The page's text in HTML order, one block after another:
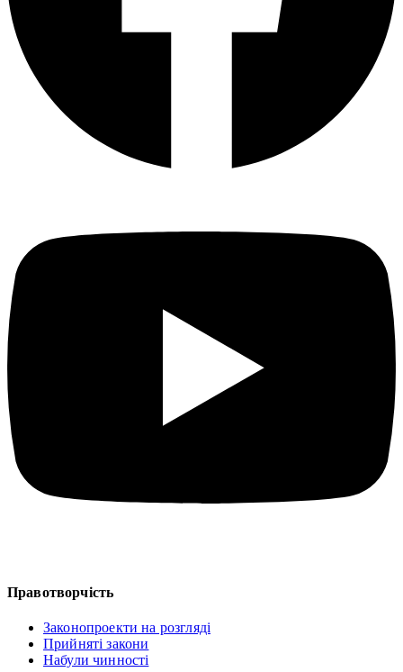
Правотворчість
Законопроекти на розгляді
Прийняті закони
Набули чинності